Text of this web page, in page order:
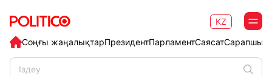
Соңғы жаңалықтарПрезидентПарламентСаясат
KZ